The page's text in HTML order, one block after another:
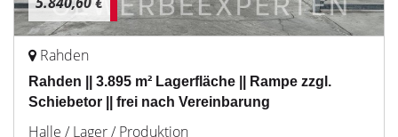
Rahden
Rahden || 3.895 m² Lagerfläche || Rampe zzgl.
Schiebetor || frei nach Vereinbarung
Halle / Lager / Produktion